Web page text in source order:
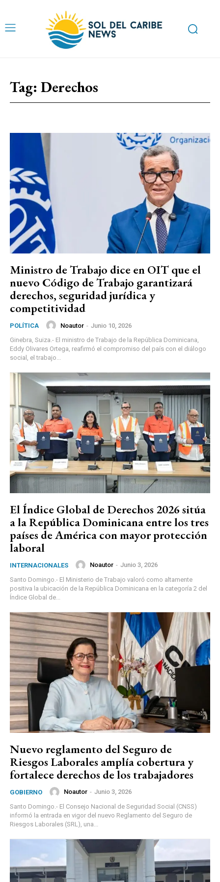
Tag: Derechos
Ministro de Trabajo dice en OIT que el
nuevo Código de Trabajo garantizará
derechos, seguridad jurídica y
competitividad
POLÍTICA Noautor - Junio 10, 2026
Ginebra, Suiza.- El ministro de Trabajo de la República Dominicana,
Eddy Olivares Ortega, reafirmó el compromiso del país con el diálogo
social, el trabajo...
El Índice Global de Derechos 2026 sitúa
a la República Dominicana entre los tres
países de América con mayor protección
laboral
INTERNACIONALES Noautor - Junio 3, 2026
Santo Domingo.- El Ministerio de Trabajo valoró como altamente
positiva la ubicación de la República Dominicana en la categoría 2 del
Índice Global de...
Nuevo reglamento del Seguro de
Riesgos Laborales amplía cobertura y
fortalece derechos de los trabajadores
GOBIERNO Noautor - Junio 3, 2026
Santo Domingo.- El Consejo Nacional de Seguridad Social (CNSS)
informó la entrada en vigor del nuevo Reglamento del Seguro de
Riesgos Laborales (SRL), una...